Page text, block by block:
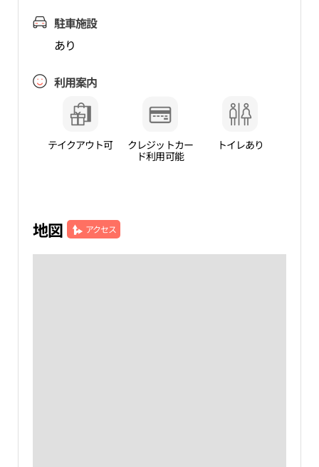
駐車施設
あり
利用案内
テイクアウト可
クレジットカー
ド利用可能
トイレあり
地図 アクセス